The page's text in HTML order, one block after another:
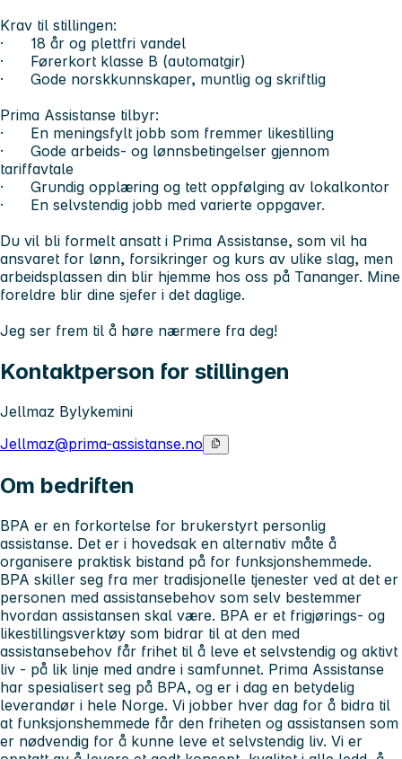
Krav til stillingen:
· 18 år og plettfri vandel
· Førerkort klasse B (automatgir)
· Gode norskkunnskaper, muntlig og skriftlig
Prima Assistanse tilbyr:
· En meningsfylt jobb som fremmer likestilling
· Gode arbeids- og lønnsbetingelser gjennom
tariffavtale
· Grundig opplæring og tett oppfølging av lokalkontor
· En selvstendig jobb med varierte oppgaver.
Du vil bli formelt ansatt i Prima Assistanse, som vil ha
ansvaret for lønn, forsikringer og kurs av ulike slag, men
arbeidsplassen din blir hjemme hos oss på Tananger. Mine
foreldre blir dine sjefer i det daglige.
Jeg ser frem til å høre nærmere fra deg!
Kontaktperson for stillingen
Jellmaz Bylykemini
Jellmaz@prima-assistanse.no
Om bedriften
BPA er en forkortelse for brukerstyrt personlig
assistanse. Det er i hovedsak en alternativ måte å
organisere praktisk bistand på for funksjonshemmede.
BPA skiller seg fra mer tradisjonelle tjenester ved at det er
personen med assistansebehov som selv bestemmer
hvordan assistansen skal være. BPA er et frigjørings- og
likestillingsverktøy som bidrar til at den med
assistansebehov får frihet til å leve et selvstendig og aktivt
liv - på lik linje med andre i samfunnet. Prima Assistanse
har spesialisert seg på BPA, og er i dag en betydelig
leverandør i hele Norge. Vi jobber hver dag for å bidra til
at funksjonshemmede får den friheten og assistansen som
er nødvendig for å kunne leve et selvstendig liv. Vi er